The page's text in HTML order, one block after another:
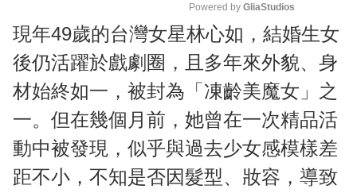
u
t
e
Powered by GliaStudios
現年49歲的台灣女星林心如，結婚生女
後仍活躍於戲劇圈，且多年來外貌、身
材始終如一，被封為「凍齡美魔女」之
一。但在幾個月前，她曾在一次精品活
動中被發現，似乎與過去少女感模樣差
距不小，不知是否因髮型、妝容，導致